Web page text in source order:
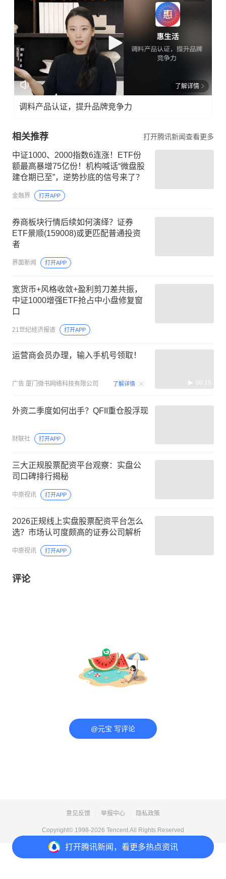
打开腾讯新闻，看更多热点资讯
了解详情
调料产品认证，提升品牌竞争力
相关推荐 打开腾讯新闻查看更多
中证1000、2000指数6连涨！ETF份
额最高暴增75亿份！机构喊话“微盘股
建仓期已至”，逆势抄底的信号来了？
金融界 打开APP
券商板块行情后续如何演绎？证券
ETF景顺(159008)或更匹配普通投资
者
界面新闻 打开APP
宽货币+风格收敛+盈利剪刀差共振，
中证1000增强ETF抢占中小盘修复窗
口
21世纪经济报道 打开APP
运营商会员办理，输入手机号领取！
广告 厦门微书网络科技有限公司 了解详情 00:15
外资二季度如何出手？QFII重仓股浮现
财联社 打开APP
三大正规股票配资平台观察：实盘公
司口碑排行揭秘
中原视讯 打开APP
2026正规线上实盘股票配资平台怎么
选？市场认可度颇高的证券公司解析
中原视讯 打开APP
评论
@元宝 写评论
意见反馈 举报中心 隐私政策
Copyright© 1998-2026 Tencent.All Rights Reserved